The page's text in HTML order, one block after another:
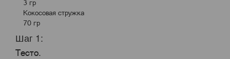
3 гр
Кокосовая стружка
70 гр
Шаг 1:
Тесто.